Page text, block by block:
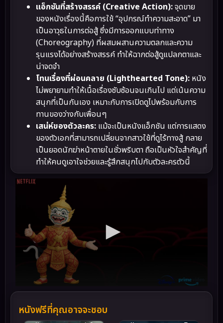
แอ็กชันที่สร้างสรรค์ (Creative Action):จุดขาย
ของหนังเรื่องนี้คือการใช้ “อุปกรณ์ทำความสะอาด” มา
เป็นอาวุธในการต่อสู้ ซึ่งมีการออกแบบท่าทาง
(Choreography) ที่ผสมผสานความตลกและความ
รุนแรงได้อย่างสร้างสรรค์ ทำให้ฉากต่อสู้ดูแปลกตาและ
น่าจดจำ
โทนเรื่องที่ผ่อนคลาย (Lighthearted Tone): หนัง
ไม่พยายามทำให้เนื้อเรื่องซับซ้อนจนเกินไป แต่เน้นความ
สนุกที่เป็นกันเอง เหมาะกับการเปิดดูไปพร้อมกับการ
ทานของว่างกับเพื่อนๆ
เสน่ห์ของตัวละคร: แม้จะเป็นหนังแอ็กชัน แต่การแสดง
ของตัวเอกที่สามารถเปลี่ยนจากสาวใช้ที่ดูไร้ทางสู้ กลาย
เป็นยอดนักฆ่าหน้าตายในชั่วพริบตา ถือเป็นหัวใจสำคัญที่
ทำให้คนดูเอาใจช่วยและรู้สึกสนุกไปกับตัวละครตัวนี้
หนังฟรีที่คุณอาจจะชอบ